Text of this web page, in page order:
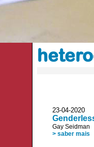
23-04-
Gay Seidman
> saber mais